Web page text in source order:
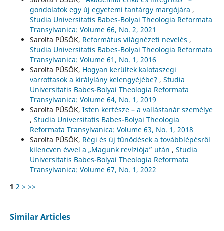
gondolatok egy új egyetemi tantárgy margójára ,
Studia Universitatis Babes-Bolyai Theologia Reformata
Transylvanica: Volume 66, No. 2, 2021
Sarolta PÜSÖK, Református világnézeti nevelés ,
Studia Universitatis Babes-Bolyai Theologia Reformata
Transylvanica: Volume 61, No. 1, 2016
Sarolta PÜSÖK, Hogyan kerültek kalotaszegi
varrottasok a királylány kelengyéjébe? , Studia
Universitatis Babes-Bolyai Theologia Reformata
Transylvanica: Volume 64, No. 1, 2019
Sarolta PÜSÖK, Isten kertésze – a vallástanár személye
, Studia Universitatis Babes-Bolyai Theologia
Reformata Transylvanica: Volume 63, No. 1, 2018
Sarolta PÜSÖK, Régi és új tűnődések a továbblépésről
kilencven évvel a „Magunk revíziója” után , Studia
Universitatis Babes-Bolyai Theologia Reformata
Transylvanica: Volume 67, No. 1, 2022
1 2 > >>
Similar Articles